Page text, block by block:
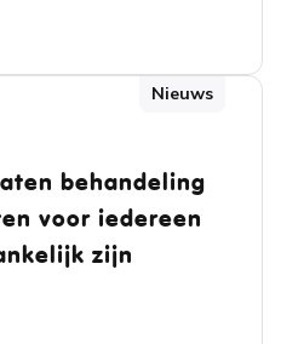
Nieuws
behandeling
voor iedereen
zijn